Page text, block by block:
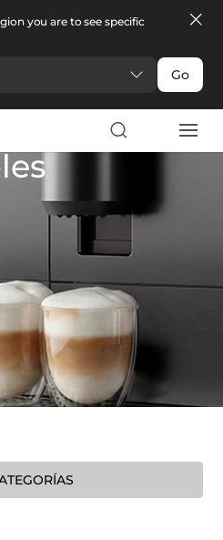
you are to see specific
Go